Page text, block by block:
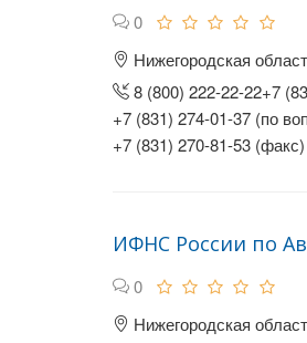
0
Нижегородская
8 (800) 222-22-22+7
+7 (831) 274-01-37 (по
+7 (831) 270-81-53 (факс)
ИФНС России по
0
Нижегородская